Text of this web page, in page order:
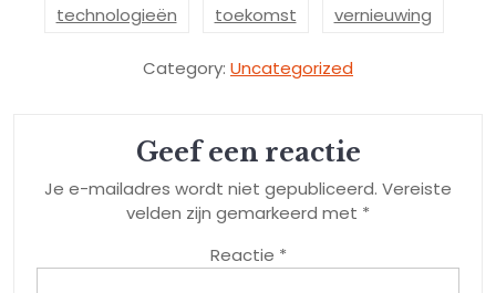
technologieën
toekomst vernieuwing
Category: Uncategorized
Geef een reactie
Je e-mailadres wordt niet gepubliceerd. Vereiste
velden zijn gemarkeerd met *
Reactie *